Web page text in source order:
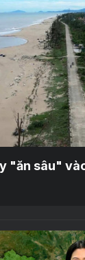
"ăn sâu"